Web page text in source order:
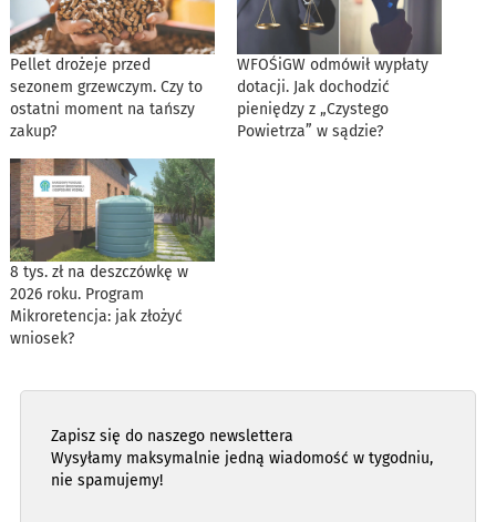
Pellet drożeje przed
sezonem grzewczym. Czy to
ostatni moment na tańszy
zakup?
WFOŚiGW odmówił wypłaty
dotacji. Jak dochodzić
pieniędzy z „Czystego
Powietrza” w sądzie?
8 tys. zł na deszczówkę w
2026 roku. Program
Mikroretencja: jak złożyć
wniosek?
Zapisz się do naszego newslettera
Wysyłamy maksymalnie jedną wiadomość w tygodniu,
nie spamujemy!